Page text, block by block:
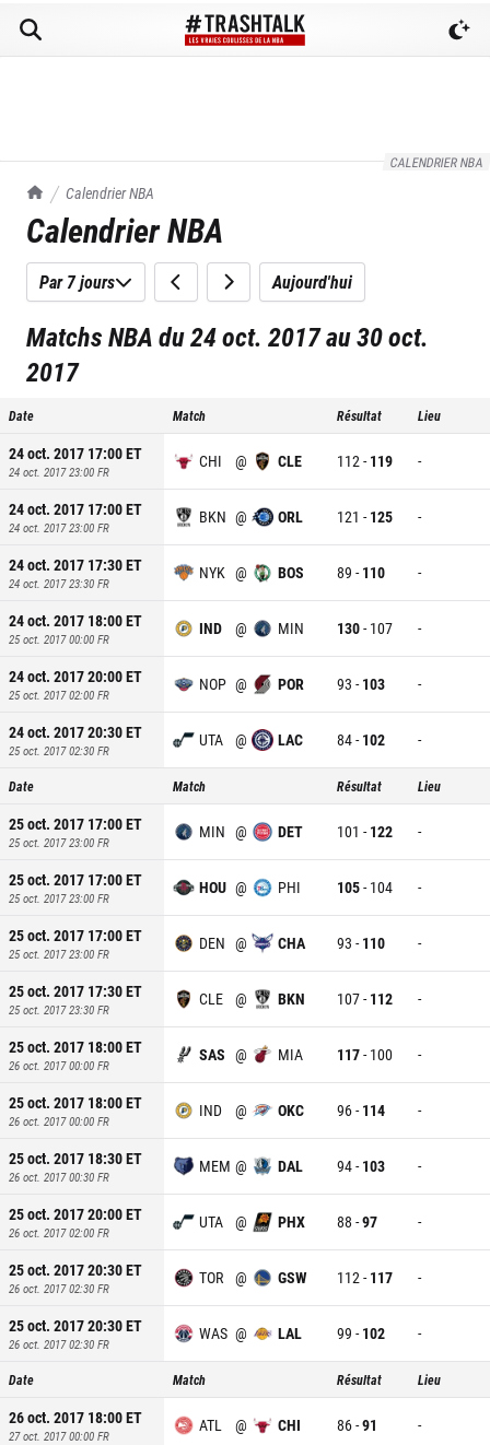
CALENDRIER NBA
TrashTalk Actu NBA
Calendrier NBA
Calendrier NBA
Par 7 jours Aujourd'hui
Matchs NBA du 24 oct. 2017 au 30 oct.
2017
Date Match Résultat Lieu
24 oct. 2017 17:00ET
24 oct. 2017 23:00 FR
CHI @ CLE 112- 119 -
24 oct. 2017 17:00ET
24 oct. 2017 23:00 FR
BKN @ ORL 121 - 125 -
24 oct. 2017 17:30ET
24 oct. 2017 23:30 FR
NYK @ BOS 89 - 110 -
24 oct. 2017 18:00ET
25 oct. 2017 00:00 FR
IND @ MIN 130- 107 -
24 oct. 2017 20:00ET
25 oct. 2017 02:00 FR
NOP @ POR 93 - 103 -
24 oct. 2017 20:30ET
25 oct. 2017 02:30 FR
UTA @ LAC 84- 102 -
Date Match Résultat Lieu
25 oct. 2017 17:00ET
25 oct. 2017 23:00 FR
MIN @ DET 101 - 122 -
25 oct. 2017 17:00ET
25 oct. 2017 23:00 FR
HOU @ PHI 105- 104 -
25 oct. 2017 17:00ET
25 oct. 2017 23:00 FR
DEN @ CHA 93 - 110 -
25 oct. 2017 17:30ET
25 oct. 2017 23:30 FR
CLE @ BKN 107- 112 -
25 oct. 2017 18:00ET
26 oct. 2017 00:00 FR
SAS @ MIA 117- 100 -
25 oct. 2017 18:00ET
26 oct. 2017 00:00 FR
IND @ OKC 96- 114 -
25 oct. 2017 18:30ET
26 oct. 2017 00:30 FR
MEM @ DAL 94- 103 -
25 oct. 2017 20:00ET
26 oct. 2017 02:00 FR
UTA @ PHX 88 -97 -
25 oct. 2017 20:30ET
26 oct. 2017 02:30 FR
TOR @ GSW 112- 117 -
25 oct. 2017 20:30ET
26 oct. 2017 02:30 FR
WAS @ LAL 99 - 102 -
Date Match Résultat Lieu
26 oct. 2017 18:00ET
27 oct. 2017 00:00 FR
ATL @ CHI 86-91 -